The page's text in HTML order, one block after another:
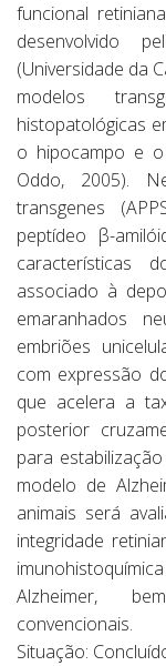
funcional
desenvolvido
(Universidade da
modelos
histopatológicas
o hipocampo e
Oddo, 2005).
transgenes
peptídeo β-
características
associado à
emaranhados
embriões
com expressão
que acelera a
posterior
para
modelo de
animais será
integridade
Alzheimer,
convencionais.
Situação: